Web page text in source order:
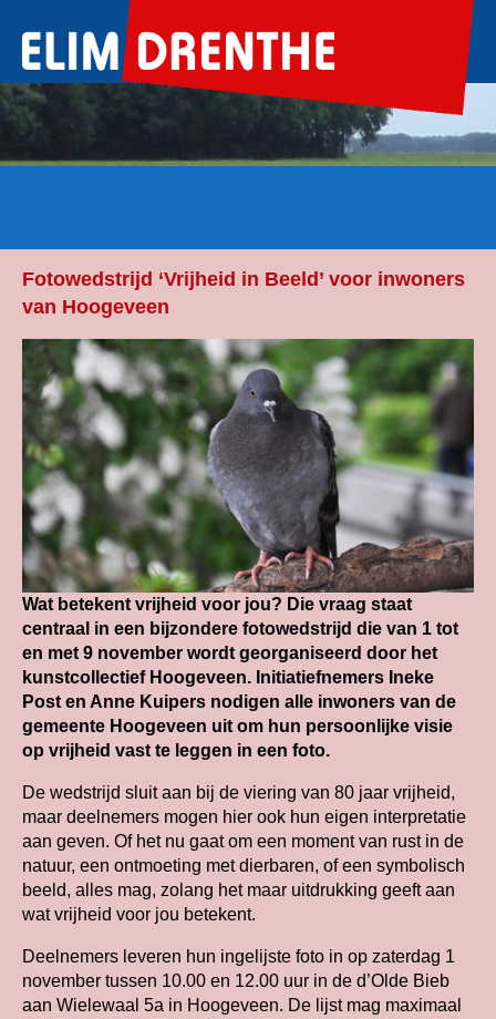
naar
inhoud
Fotowedstrijd ‘Vrijheid in Beeld’ voor inwoners
van Hoogeveen
Wat betekent vrijheid voor jou? Die vraag staat
centraal in een bijzondere fotowedstrijd die van 1 tot
en met 9 november wordt georganiseerd door het
kunstcollectief Hoogeveen. Initiatiefnemers Ineke
Post en Anne Kuipers nodigen alle inwoners van de
gemeente Hoogeveen uit om hun persoonlijke visie
op vrijheid vast te leggen in een foto.
De wedstrijd sluit aan bij de viering van 80 jaar vrijheid,
maar deelnemers mogen hier ook hun eigen interpretatie
aan geven. Of het nu gaat om een moment van rust in de
natuur, een ontmoeting met dierbaren, of een symbolisch
beeld, alles mag, zolang het maar uitdrukking geeft aan
wat vrijheid voor jou betekent.
Deelnemers leveren hun ingelijste foto in op zaterdag 1
november tussen 10.00 en 12.00 uur in de d’Olde Bieb
aan Wielewaal 5a in Hoogeveen. De lijst mag maximaal